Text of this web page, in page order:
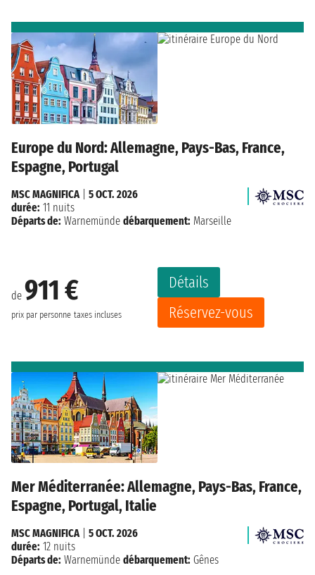
Europe du Nord: Allemagne, Pays-Bas, France,
Espagne, Portugal
de 911 €
prix par personne taxes incluses
Détails
Réservez-vous
MSC MAGNIFICA| 5 OCT. 2026
durée: 11 nuits
Départs de: Warnemünde débarquement: Marseille
Mer Méditerranée: Allemagne, Pays-Bas, France,
Espagne, Portugal, Italie
MSC MAGNIFICA| 5 OCT. 2026
durée: 12 nuits
Départs de: Warnemünde débarquement: Gênes